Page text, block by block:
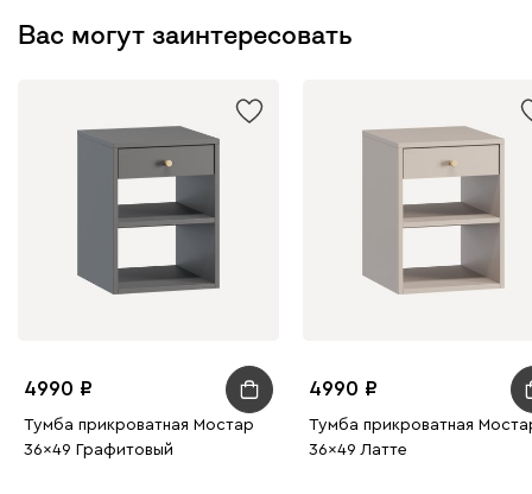
Вас могут заинтересовать
4990
Тумба прикроватная Мостар
36x49 Графитовый
4990
Тумба прикроватная
36x49 Латте